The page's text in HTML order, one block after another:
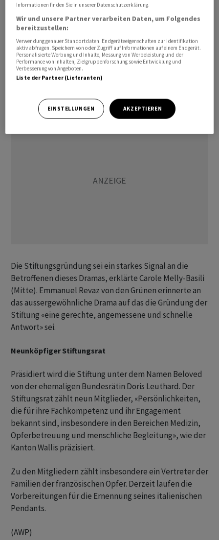
«Diese Zahlung von zehn Millionen ist ein echtes
Geschenk des Kantons», erklärte die Mitte-
Abgeordnete Claire-Lise Bonvin. Sie erfolge unabhängig
von möglichen Gerichtsentscheidungen. «Dieser
finanzielle Beitrag wird den Schmerz nicht lindern, aber
er wird die Lücken in unserem System der
Fraktionschefin Sonia Tauss-Cornut.
Die Stiftungsgründung sei ein starkes Signal an die
Betroffenen dieses Dramas, erklärte Carole Melly-Basili
(Mitte). Emmanuel Revaz von den Grünen erinnerte an
das aussergewöhnliche Drama auf das die Gründung der
Stiftung «eine gerechte, angemessene und schnelle
Antwort» sei.
Neunköpfiger Stiftungsrat
Präsidiert wird die Stiftung unter dem Namen Beloved
von der ehemaligen Bundesrätin Doris Leuthard. Der
Stiftungsrat zählt neun Mitglieder, «Persönlichkeiten,
die für ihre Fachkompetenz und ihr Engagement
bekannt sind, insbesondere in den Bereichen Medizin,
Opferbetreuung und menschliche Begleitung», wie der
Kanton Wallis präzisiert.
Zu den Mitgliedern zählt insbesondere ein Vertreter der
Familien der französischen Opfer. Derzeit laufen die
Vorbereitungen für die Ernennung seines italienischen
Pendants.
(AWP)
Informationen finden Sie in unserer Datenschutzerklärung.
Wir und unsere Partner verarbeiten Daten, um Folgendes
bereitzustellen:
Verwendung genauer Standortdaten. Endgeräteeigenschaften zur Identifikation
aktiv abfragen. Speichern von oder Zugriff auf Informationen auf einem Endgerät.
Personalisierte Werbung und Inhalte, Messung von Werbeleistung und der
Performance von Inhalten, Zielgruppenforschung sowie Entwicklung und
Verbesserung von Angeboten.
Liste der Partner (Lieferanten)
EINSTELLUNGEN AKZEPTIEREN